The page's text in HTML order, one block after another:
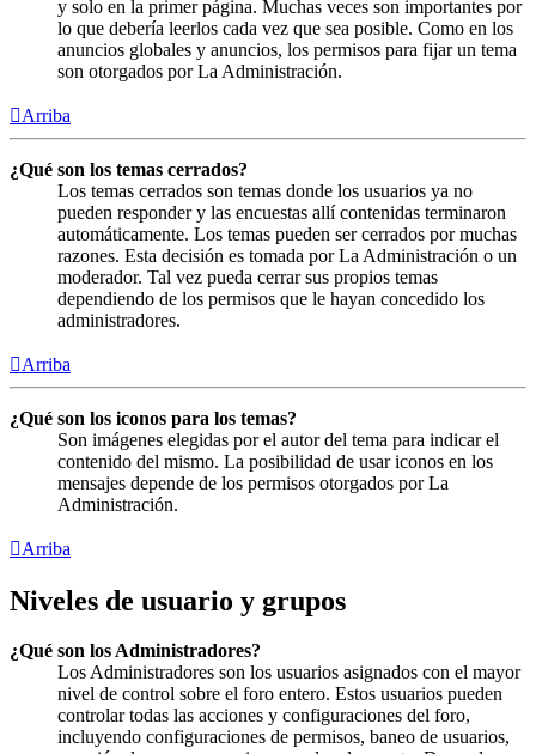
y solo en la primer página. Muchas veces son importantes por
lo que debería leerlos cada vez que sea posible. Como en los
anuncios globales y anuncios, los permisos para fijar un tema
son otorgados por La Administración.
Arriba
¿Qué son los temas cerrados?
Los temas cerrados son temas donde los usuarios ya no
pueden responder y las encuestas allí contenidas terminaron
automáticamente. Los temas pueden ser cerrados por muchas
razones. Esta decisión es tomada por La Administración o un
moderador. Tal vez pueda cerrar sus propios temas
dependiendo de los permisos que le hayan concedido los
administradores.
Arriba
¿Qué son los iconos para los temas?
Son imágenes elegidas por el autor del tema para indicar el
contenido del mismo. La posibilidad de usar iconos en los
mensajes depende de los permisos otorgados por La
Administración.
Arriba
Niveles de usuario y grupos
¿Qué son los Administradores?
Los Administradores son los usuarios asignados con el mayor
nivel de control sobre el foro entero. Estos usuarios pueden
controlar todas las acciones y configuraciones del foro,
incluyendo configuraciones de permisos, baneo de usuarios,